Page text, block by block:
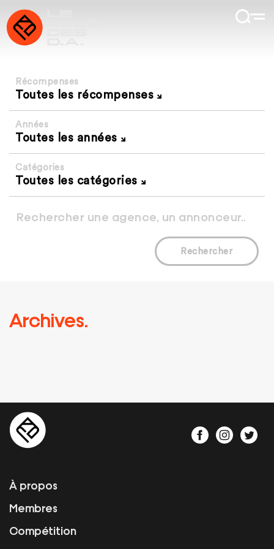
Récompenses
Toutes les récompenses
Années
Toutes les années
Catégories
Toutes les catégories
Rechercher
Archives.
À propos
Membres
Compétition